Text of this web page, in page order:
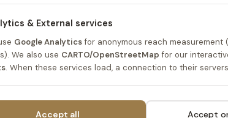
+49 5121 39081
info@ma-cityhotel.de
& External services
Google Analyticsfor anonymous reach measurement
We also use CARTO/OpenStreetMap for our
. When these services load, a connection to their
Accept all Accept